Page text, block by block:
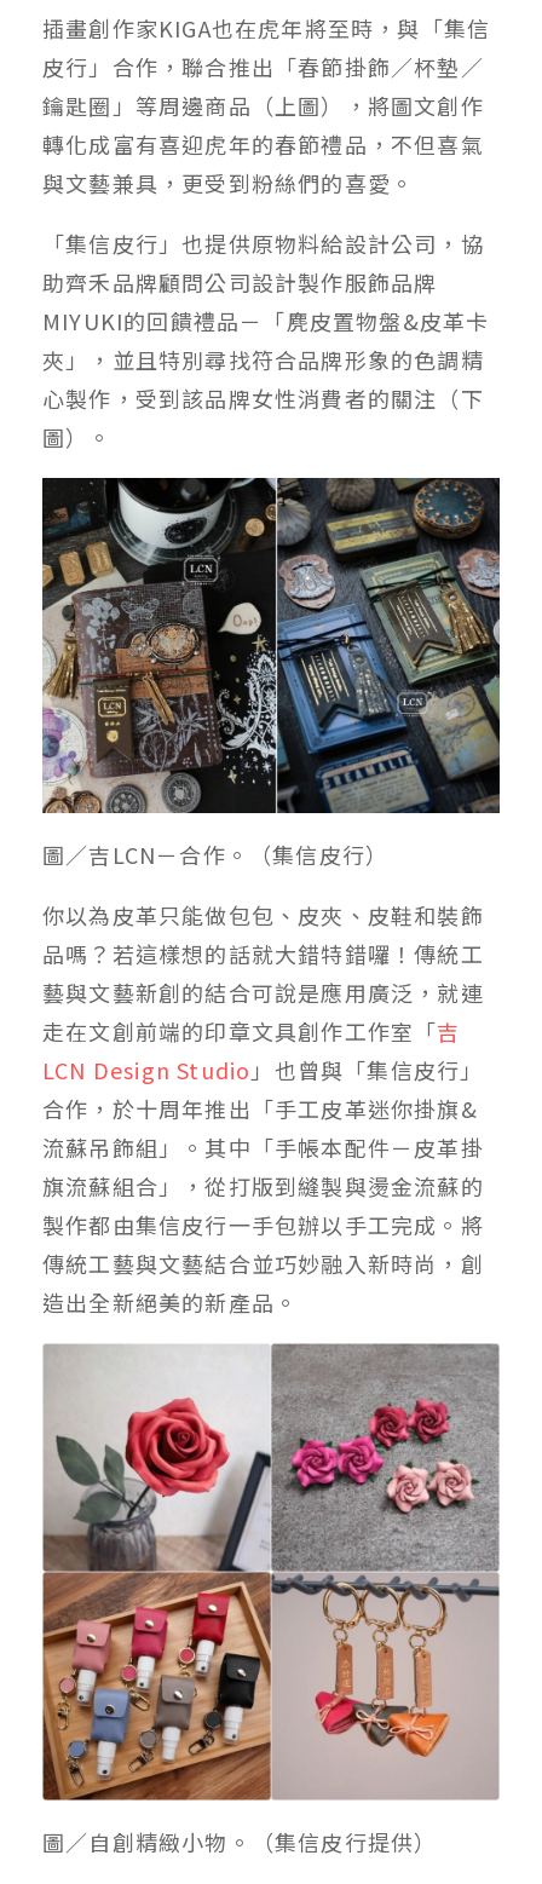
插畫創作家KIGA也在虎年將至時，與「集信
皮行」合作，聯合推出「春節掛飾／杯墊／
鑰匙圈」等周邊商品（上圖），將圖文創作
轉化成富有喜迎虎年的春節禮品，不但喜氣
與文藝兼具，更受到粉絲們的喜愛。
「集信皮行」也提供原物料給設計公司，協
助齊禾品牌顧問公司設計製作服飾品牌
MIYUKI的回饋禮品－「麂皮置物盤&皮革卡
夾」，並且特別尋找符合品牌形象的色調精
心製作，受到該品牌女性消費者的關注（下
圖）。
圖／吉LCN－合作。（集信皮行）
你以為皮革只能做包包、皮夾、皮鞋和裝飾
品嗎？若這樣想的話就大錯特錯囉！傳統工
藝與文藝新創的結合可說是應用廣泛，就連
走在文創前端的印章文具創作工作室「吉
LCN Design Studio 」也曾與「集信皮行」
合作，於十周年推出「手工皮革迷你掛旗&
流蘇吊飾組」。其中「手帳本配件－皮革掛
旗流蘇組合」，從打版到縫製與燙金流蘇的
製作都由集信皮行一手包辦以手工完成。將
傳統工藝與文藝結合並巧妙融入新時尚，創
造出全新絕美的新產品。
圖／自創精緻小物。（集信皮行提供）